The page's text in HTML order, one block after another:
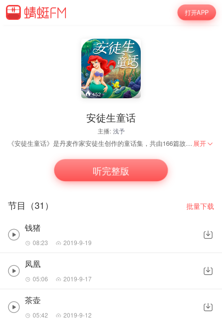
打开APP
452
安徒生童话
主播: 浅予
《安徒生童话》是丹麦作家安徒生创作的童话集，共由166篇故事组成。作爱憎分明，热情歌颂劳动人民、赞美他们的善良和纯洁的优秀品德；无情地揭露和批判王公贵族们的愚蠢、无能、贪婪和残暴。其中较为闻名的故事有：《小人鱼》、《丑小鸭》、《卖火柴的小女孩》、《拇指姑娘》等。 展开
听完整版
节目（31） 批量下载
钱猪
08:23 2019-9-19
凤凰
05:06 2019-9-17
茶壶
05:42 2019-9-12